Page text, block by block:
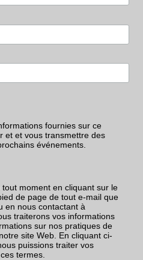
fournies sur ce
et et vous transmettre des
événements.
moment en cliquant sur le
de page de tout e-mail que
en nous contactant à
traiterons vos informations
sur nos pratiques de
site Web. En cliquant ci-
puissions traiter vos
termes.